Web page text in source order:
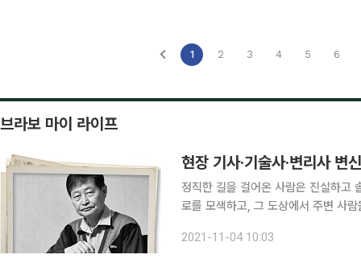
1 2 3 4 5 6
브라보 마이 라이프
현장 기사·기술사·변리사 변
정직한 길을 걸어온 사람은 진실하고
로를 모색하고, 그 도상에서 주변 사
통 사람들은 하나도 갖기 어려운 전문
2021-11-04 10:03